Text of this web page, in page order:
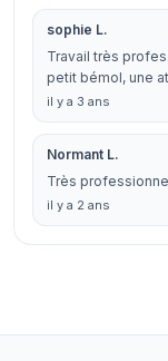
sophie L.
Travail très
petit bémol, une
il y a 3 ans
Normant L.
Très
il y a 2 ans